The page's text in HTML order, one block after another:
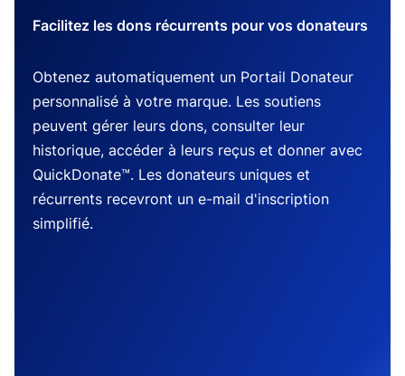
Facilitez les dons récurrents pour vos donateurs
Obtenez automatiquement un Portail Donateur
personnalisé à votre marque. Les soutiens
peuvent gérer leurs dons, consulter leur
historique, accéder à leurs reçus et donner avec
QuickDonate™. Les donateurs uniques et
récurrents recevront un e-mail d'inscription
simplifié.